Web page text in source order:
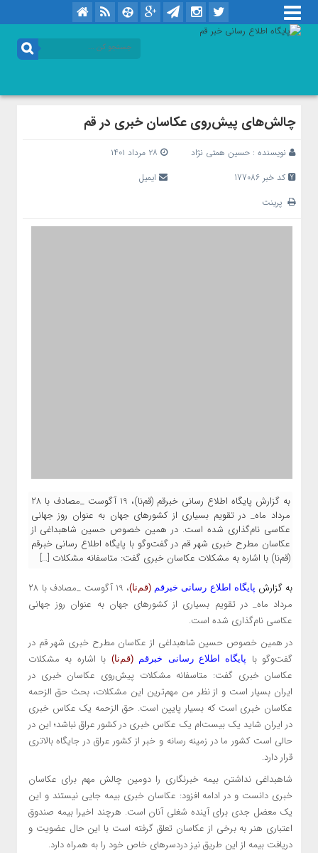
چالش‌های پیش‌روی عکاسان خبری در قم
نویسنده : حسین همتی نژاد
کد خبر 177086
ایمیل
پرینت
به گزارش پایگاه اطلاع رسانی خبرقم (قم‌نا)، 19 آگوست _مصادف با ۲۸
مرداد ماه_ در تقویم بسیاری از کشورهای جهان به عنوان روز جهانی
عکاسی نام‌گذاری شده است. در همین خصوص حسین شاهبداغی از
عکاسان مطرح خبری شهر قم در گفت‌وگو با پایگاه اطلاع رسانی خبرقم
(قم‌نا) با اشاره به مشکلات عکاسان خبری گفت: متاسفانه مشکلات […]
به گزارش پایگاه اطلاع رسانی خبرقم (قم‌نا)
، 19 آگوست _مصادف با ۲۸
مرداد ماه_ در تقویم بسیاری از کشورهای جهان به عنوان روز جهانی
عکاسی نام‌گذاری شده است.
در همین خصوص حسین شاهبداغی از عکاسان مطرح خبری شهر قم در
گفت‌وگو با
پایگاه اطلاع رسانی خبرقم (قم‌نا)
با اشاره به مشکلات
عکاسان خبری گفت: متاسفانه مشکلات پیش‌روی عکاسان خبری در
ایران بسیار است و از نظر من مهم‌ترین این مشکلات، بحث حق الزحمه
عکاسان خبری است که بسیار پایین است. حق الزحمه یک عکاس خبری
در ایران شاید یک بیست‌ام یک عکاس خبری در کشور عراق نباشد؛ این در
حالی است کشور ما در زمینه رسانه و خبر از کشور عراق در جایگاه بالاتری
قرار دارد.
شاهبداغی نداشتن بیمه خبرنگاری را دومین چالش مهم برای عکاسان
خبری دانست و در ادامه افزود: عکاسان خبری بیمه جایی نیستند و این
یک معضل جدی برای آینده شغلی آنان است. هرچند اخیرا بیمه صندوق
اعتباری هنر به برخی از عکاسان تعلق گرفته است با این حال عضویت و
دریافت بیمه از این طریق نیز دردسرهای خاص خود را به همراه دارد.